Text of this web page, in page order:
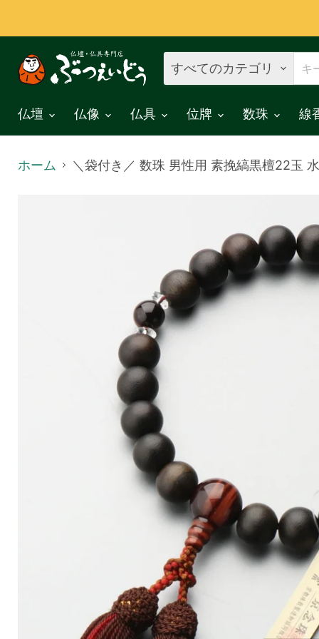
すべてのカテゴリ
仏壇 仏像 仏具 位牌 数珠 線
ホーム ＼袋付き／ 数珠 男性用 素挽縞黒檀22玉